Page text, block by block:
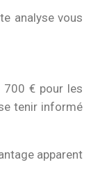
analyse vous
700 € pour les
tenir informé
apparent